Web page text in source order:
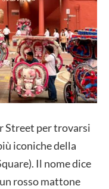
Street per trovarsi
iconiche della
Il nome dice
rosso mattone